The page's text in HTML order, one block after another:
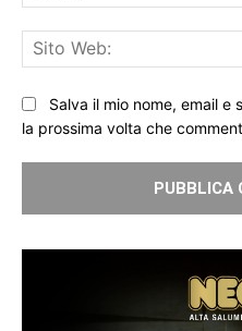
Salva il mio nome, email
la prossima volta che